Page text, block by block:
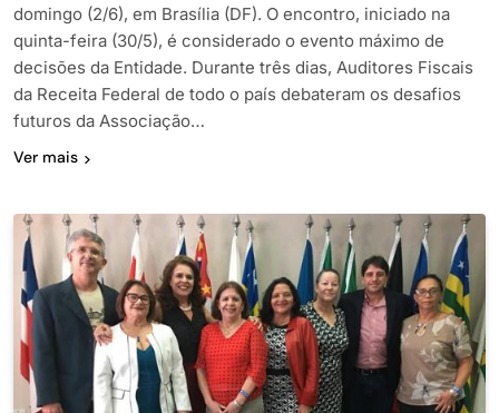
domingo (2/6), em Brasília (DF). O encontro, iniciado na
quinta-feira (30/5), é considerado o evento máximo de
decisões da Entidade. Durante três dias, Auditores Fiscais
da Receita Federal de todo o país debateram os desafios
futuros da Associação…
Ver mais